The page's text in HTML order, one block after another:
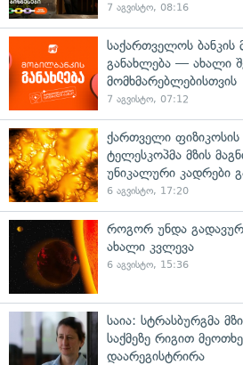
7 აგვისტო, 08:16
საქართველოს ბანკის
განახლება — ახალი
მომხმარებლებისთვის
7 აგვისტო, 07:12
ქართველი
ტელესკოპმა მზის
უნიკალური კადრები
6 აგვისტო, 17:20
როგორ უნდა
ახალი კვლევა
6 აგვისტო, 15:36
საია: სტრასბურგმა
საქმეზე რიგით
დაარეგისტრირა